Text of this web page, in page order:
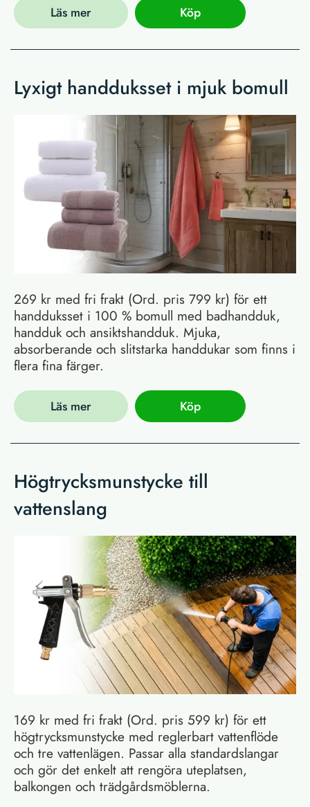
Läs mer Köp
Lyxigt handduksset i mjuk bomull
269 kr med fri frakt (Ord. pris 799 kr) för ett
handduksset i 100 % bomull med badhandduk,
handduk och ansiktshandduk. Mjuka,
absorberande och slitstarka handdukar som finns i
flera fina färger.
Läs mer Köp
Högtrycksmunstycke till
vattenslang
169 kr med fri frakt (Ord. pris 599 kr) för ett
högtrycksmunstycke med reglerbart vattenflöde
och tre vattenlägen. Passar alla standardslangar
och gör det enkelt att rengöra uteplatsen,
balkongen och trädgårdsmöblerna.